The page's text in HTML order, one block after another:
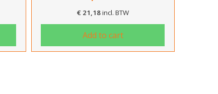
€ 21,18incl. BTW
Add to cart